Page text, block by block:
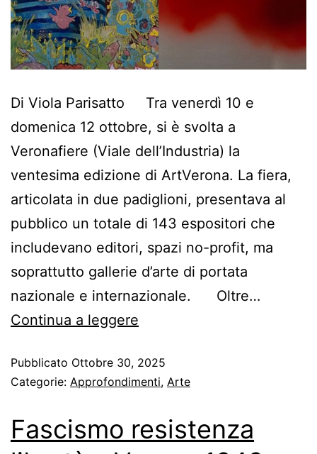
Di Viola Parisatto Tra venerdì 10 e
domenica 12 ottobre, si è svolta a
Veronafiere (Viale dell’Industria) la
ventesima edizione di ArtVerona. La fiera,
articolata in due padiglioni, presentava al
pubblico un totale di 143 espositori che
includevano editori, spazi no-profit, ma
soprattutto gallerie d’arte di portata
nazionale e internazionale. Oltre…
Continua a leggere
Pubblicato Ottobre 30, 2025
Categorie: Approfondimenti, Arte
Fascismo resistenza